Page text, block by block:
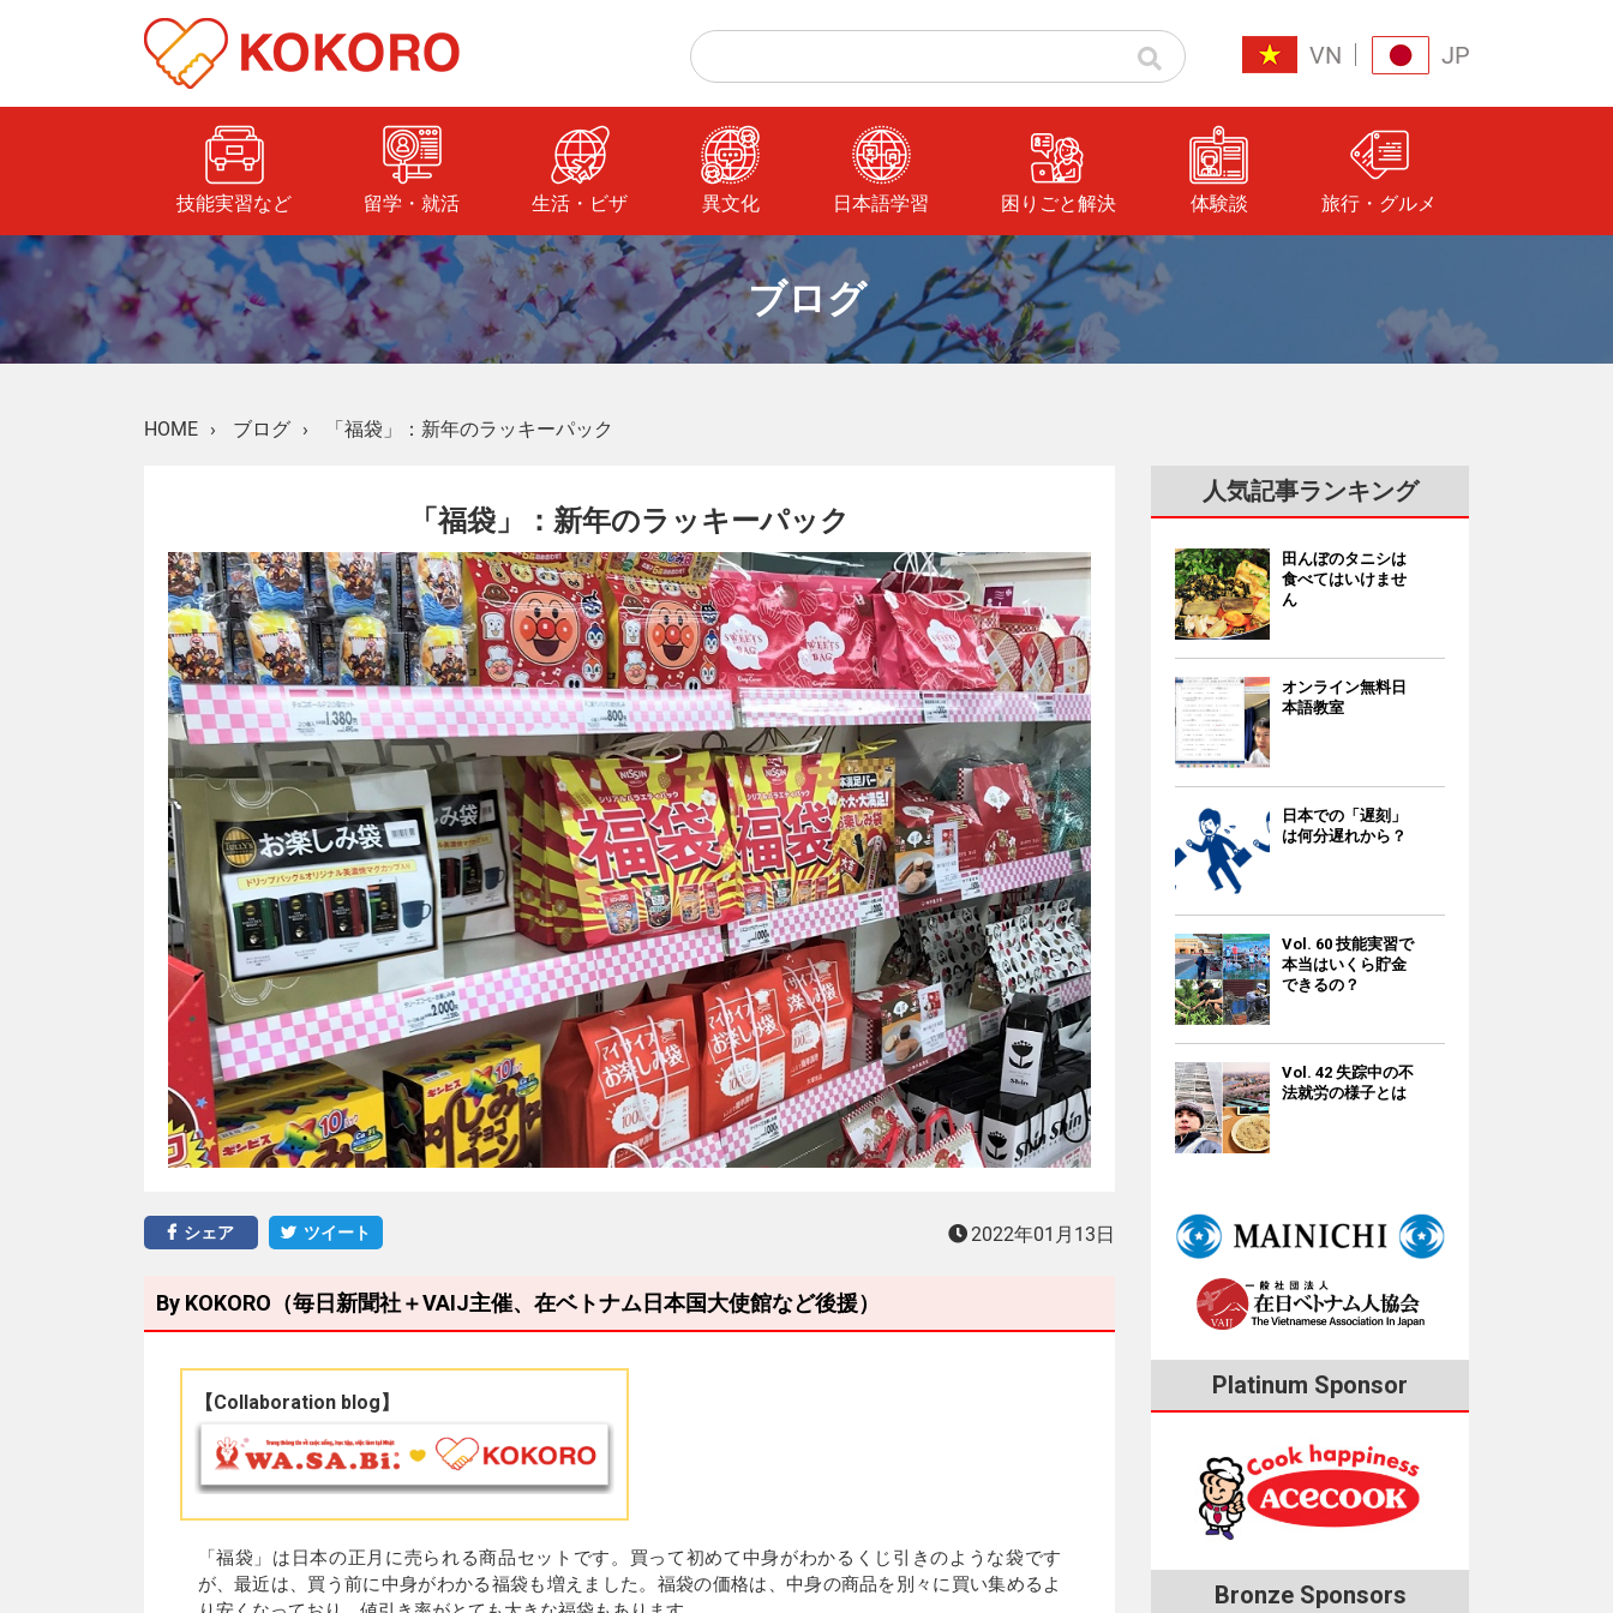
VN JP
技能実習など 留学・就活 生活・ビザ 異文化 日本語学習 困りごと解決 体験談 旅行・グルメ
ブログ
HOME › ブログ › 「福袋」：新年のラッキーパック
「福袋」：新年のラッキーパック
シェア ツイート 2022年01月13日
By KOKORO（毎日新聞社＋VAIJ主催、在ベトナム日本国大使館など後援）
【Collaboration blog】
「福袋」は日本の正月に売られる商品セットです。買って初めて中身がわかるくじ引きのような袋です
が、最近は、買う前に中身がわかる福袋も増えました。福袋の価格は、中身の商品を別々に買い集めるよ
人気記事ランキング
田んぼのタニシは
食べてはいけませ
ん
オンライン無料日
本語教室
日本での「遅刻」
は何分遅れから？
Vol. 60 技能実習で
本当はいくら貯金
できるの？
Vol. 42 失踪中の不
法就労の様子とは
Platinum Sponsor
Bronze Sponsors